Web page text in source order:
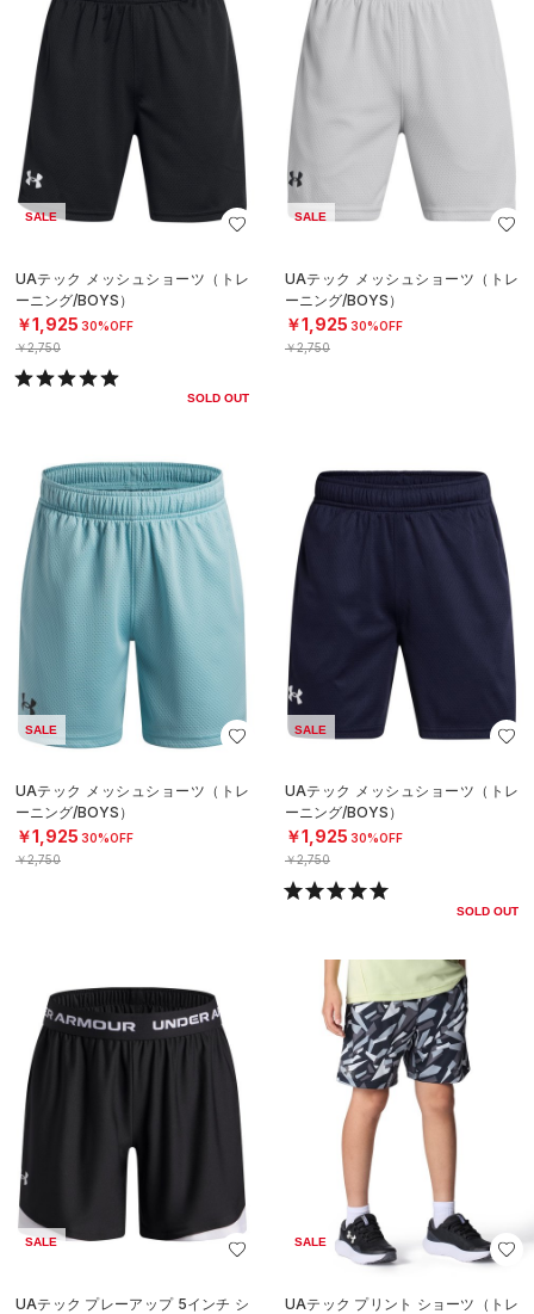
SALE
UAテック メッシュショーツ（トレ
ーニング/BOYS）
￥1,925 30%OFF
￥2,750
SOLD OUT
SALE
UAテック メッシュショーツ（トレ
ーニング/BOYS）
￥1,925 30%OFF
￥2,750
SALE
UAテック メッシュショーツ（トレ
ーニング/BOYS）
￥1,925 30%OFF
￥2,750
SALE
UAテック メッシュショーツ（トレ
ーニング/BOYS）
￥1,925 30%OFF
￥2,750
SOLD OUT
SALE
UAテック プレーアップ 5インチ シ
SALE
UAテック プリント ショーツ（トレ